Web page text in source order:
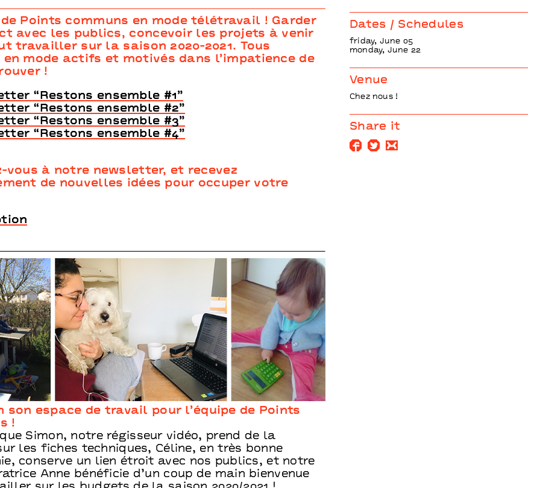
de Points communs en mode télétravail ! Garder
avec les publics, concevoir les projets à venir
travailler sur la saison 2020-2021. Tous
en mode actifs et motivés dans l’impatience de
!
“Restons ensemble #1”
“Restons ensemble #2”
“Restons ensemble #3”
“Restons ensemble #4”
vous à notre newsletter, et recevez
de nouvelles idées pour occuper votre
son espace de travail pour l’équipe de Points
!
Simon, notre régisseur vidéo, prend de la
les fiches techniques, Céline, en très bonne
conserve un lien étroit avec nos publics, et notre
Anne bénéficie d’un coup de main bienvenue
Dates / Schedules
friday, June 05
monday, June 22
Venue
Chez nous !
Share it